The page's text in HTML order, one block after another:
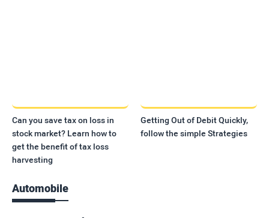
Can you save tax on loss in
stock market? Learn how to
get the benefit of tax loss
harvesting
Getting Out of Debit Quickly,
follow the simple Strategies
Automobile